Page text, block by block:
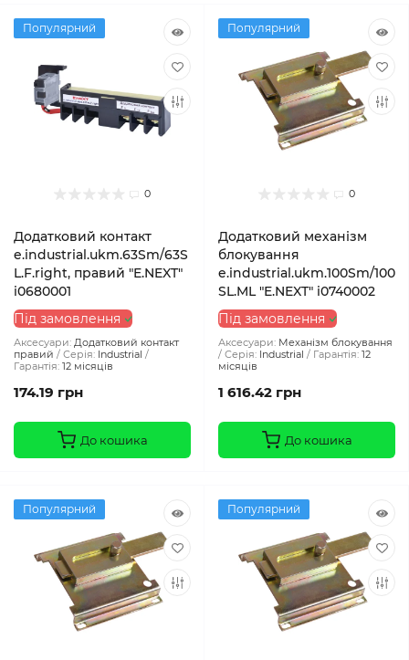
Популярний
0
Додатковий контакт
e.industrial.ukm.63Sm/63S
L.F.right, правий "E.NEXT"
i0680001
Під замовлення
Аксесуари: Додатковий контакт
правий
Серія: Industrial
Гарантія: 12 місяців
174.19 грн
До кошика
Популярний
0
Додатковий механізм
блокування
e.industrial.ukm.100Sm/100
SL.ML "E.NEXT" i0740002
Під замовлення
Аксесуари: Механізм блокування
Серія: Industrial Гарантія: 12
місяців
1 616.42 грн
До кошика
Популярний Популярний